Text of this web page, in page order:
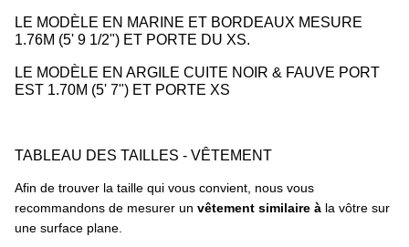
Imperméables
Pantalon de neige
Vente
LE MODÈLE EN MARINE ET BORDEAUX MESURE
1.76M (5' 9 1/2") ET PORTE DU XS.
LE MODÈLE EN ARGILE CUITE NOIR & FAUVE PORT
EST 1.70M (5' 7") ET PORTE XS
TABLEAU DES TAILLES - VÊTEMENT
Afin de trouver la taille qui vous convient, nous vous
recommandons de mesurer un vêtement similaire à la vôtre sur
une surface plane.